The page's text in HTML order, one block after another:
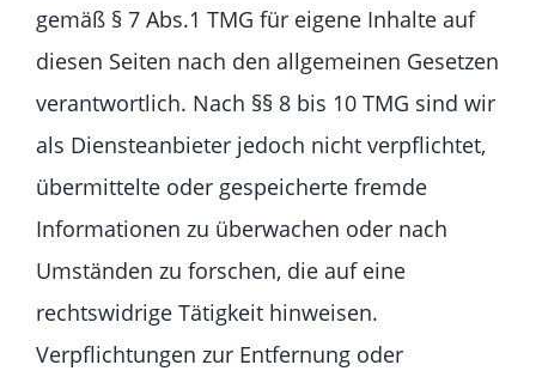
gemäß § 7 Abs.1 TMG für eigene Inhalte auf
diesen Seiten nach den allgemeinen Gesetzen
verantwortlich. Nach §§ 8 bis 10 TMG sind wir
als Diensteanbieter jedoch nicht verpflichtet,
übermittelte oder gespeicherte fremde
Informationen zu überwachen oder nach
Umständen zu forschen, die auf eine
rechtswidrige Tätigkeit hinweisen.
Verpflichtungen zur Entfernung oder